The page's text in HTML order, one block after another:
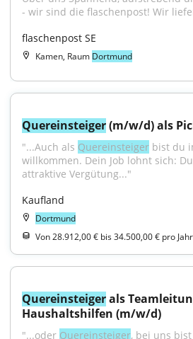
- wir sind die flaschenpost! Wir
flaschenpost SE
Kamen, Raum Dortmund
Quereinsteiger (m/w/d) als
"...Auch als Quereinsteiger bist du
willkommen. Dein Job lohnt sich:
attraktive Vergütung..."
Kaufland
Dortmund
Von 28.912,00 € bis 34.500,00 € pro Jahr
Quereinsteiger als
Haushaltshilfen (m/w/d)
"...oder Quereinsteiger, bei uns